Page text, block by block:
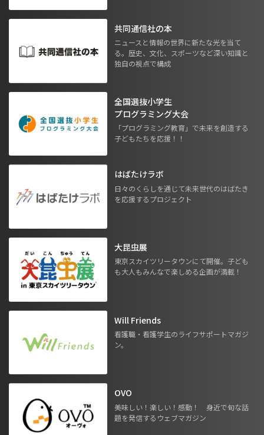
共同通信社の本
ニュースと情報の世界に新たな光を当て
る。歴史、文化、スポーツなど深い知識と
独自の視点で構成
全国選抜小学生
プログラミング大会
「プログラミング教育」で未来を創造する
子どもたちを応援！！
はばたけラボ
日々のくらしを通じて未来世代のはばたき
を応援するプロジェクト
大昆虫展
東京スカイツリータウンにて開催。子ども
も大人もみんなで楽しめる企画が満載！
Will Friends
看護職・看護学生のライフサポートマガジ
ン。
OVO
美味しい！楽しい！感動！ 身近で旬な話
題を発信するウェブマガジン